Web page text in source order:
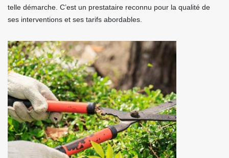
telle démarche. C’est un prestataire reconnu pour la qualité de
ses interventions et ses tarifs abordables.